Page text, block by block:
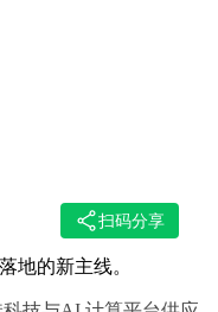
扫码分享
地的新主线。